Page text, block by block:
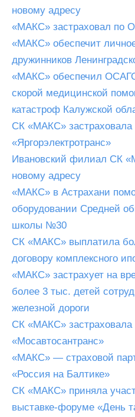
новому адресу
«МАКС» застраховал по
«МАКС» обеспечит
дружинников
«МАКС» обеспечил
скорой медицинской
катастроф Калужской
СК «МАКС»
«Яргорэлектротранс»
Ивановский филиал СК
новому адресу
«МАКС» в Астрахани
оборудовании Средней
школы №30
СК «МАКС» выплатила
договору комплексного
«МАКС» застрахует на
более 3 тыс. детей
железной дороги
СК «МАКС»
«Мосавтосантранс»
«МАКС» — страховой
«Россия на Балтике»
СК «МАКС» приняла
выставке-форуме «День